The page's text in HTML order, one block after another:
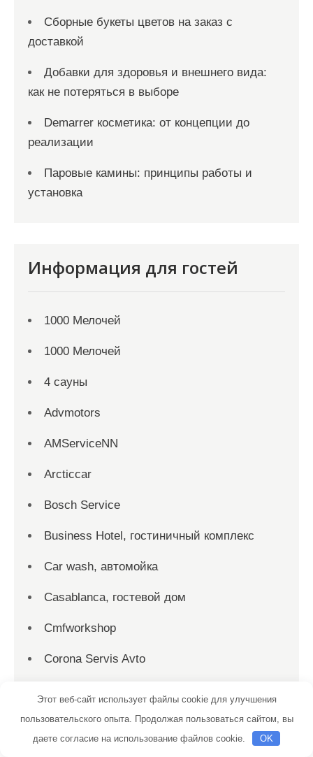
Сборные букеты цветов на заказ с
доставкой
Добавки для здоровья и внешнего вида:
как не потеряться в выборе
Demarrer косметика: от концепции до
реализации
Паровые камины: принципы работы и
установка
Информация для гостей
1000 Мелочей
1000 Мелочей
4 сауны
Advmotors
AMServiceNN
Arcticcar
Bosch Service
Business Hotel, гостиничный комплекс
Car wash, автомойка
Casablanca, гостевой дом
Cmfworkshop
Corona Servis Avto
Detailing baza, центр кузовного ремонта и
детейлинга
Этот веб-сайт использует файлы cookie для улучшения
пользовательского опыта. Продолжая пользоваться сайтом, вы
даете согласие на использование файлов cookie.
OK